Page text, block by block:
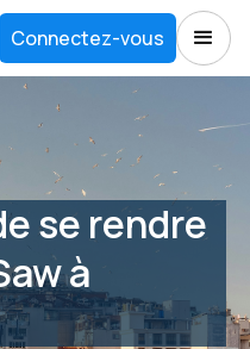
Connectez-vous
se rendre
à